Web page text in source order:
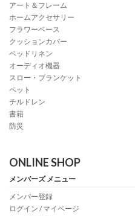
アート＆フレーム
ホームアクセサリー
フラワーベース
クッションカバー
ベッドリネン
オーディオ機器
スロー・ブランケット
ペット
チルドレン
書籍
防災
ONLINE SHOP
メンバーズ メニュー
メンバー登録
ログイン / マイページ